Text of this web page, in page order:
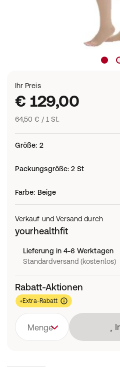
Ihr Preis
€ 129,00
64,50 € / 1 St.
Größe: 2
Packungsgröße:2 St
Farbe: Beige
Verkauf und Versand durch
yourhealthfit
Lieferung in 4-6 Werktagen
Standardversand (kostenlos)
Rabatt-Aktionen
+Extra-Rabatt
Menge